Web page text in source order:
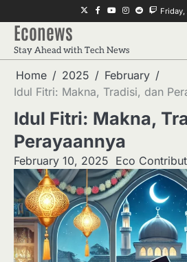
to
content
Twitter
Facebook
YoutubeInstagram
RedditTwitch
Econews
Stay Ahead with Tech News
Home 2025
February
Idul Fitri: Makna, Tradisi, dan
Idul Fitri: Makna,
Perayaannya
February 10, 2025 Eco